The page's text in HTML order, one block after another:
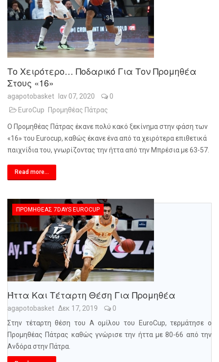
Το Χειρότερο… Ποδαρικό Για Τον Προμηθέα
Στους «16»
agapotobasket Ιαν 07, 2020
0
EuroCup
Προμηθέας Πάτρας
Ο Προμηθέας Πάτρας έκανε πολύ κακό ξεκίνημα στην φάση των
«16» του Eurocup, καθώς έκανε ένα από τα χειρότερα επιθετικά
παιχνίδια του, γνωρίζοντας την ήττα από την Μπρέσια με 63-57.
Read more...
ΠΡΟΜΗΘΈΑΣ 7DAYS EUROCUP
Ήττα Και Τέταρτη Θέση Για Προμηθέα
agapotobasket Δεκ 17, 2019
0
Στην τέταρτη θέση του Α ομίλου του EuroCup, τερμάτησε ο
Προμηθέας Πάτρας καθώς γνώρισε την ήττα με 80-66 από την
Ανδόρα στην Πάτρα.